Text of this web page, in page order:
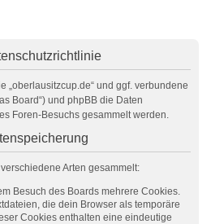
„oberlausitzcup.de“ und ggf. verbundene
Board“) und phpBB die Daten
Foren-Besuchs gesammelt werden.
Arten gesammelt:
Besuch des Boards mehrere Cookies.
die dein Browser als temporäre
Cookies enthalten eine eindeutige